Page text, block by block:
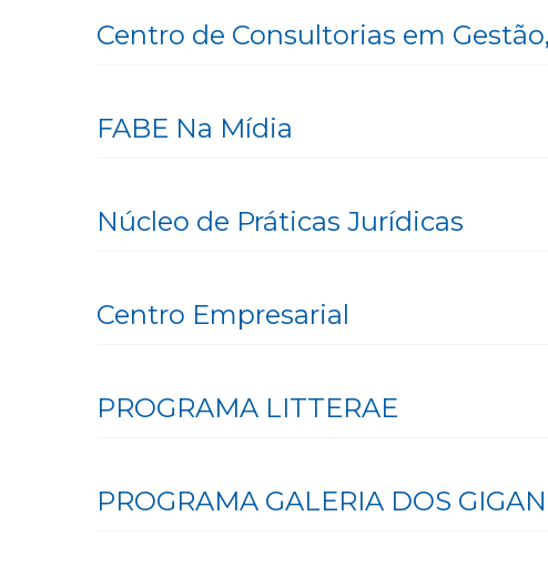
Centro de Consultorias em
FABE Na Mídia
Núcleo de Práticas Jurídicas
Centro Empresarial
PROGRAMA LITTERAE
PROGRAMA GALERIA DOS